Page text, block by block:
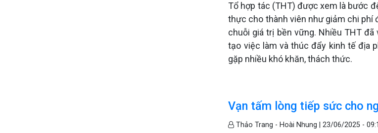
Tổ hợp tác (THT) được xem là bước
thực cho thành viên như giảm chi phí
chuỗi giá trị bền vững. Nhiều THT
tạo việc làm và thúc đẩy kinh tế địa
gặp nhiều khó khăn, thách thức.
Vạn tấm lòng tiếp sức cho
Thảo Trang - Hoài Nhung |23/06/2025 -